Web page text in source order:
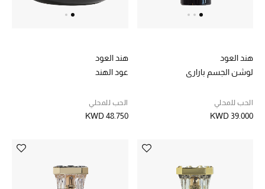
هند العود
لوشن الجسم باراري
الحب للمحلي
KWD 39.000
هند العود
عود الهند
الحب للمحلي
KWD 48.750